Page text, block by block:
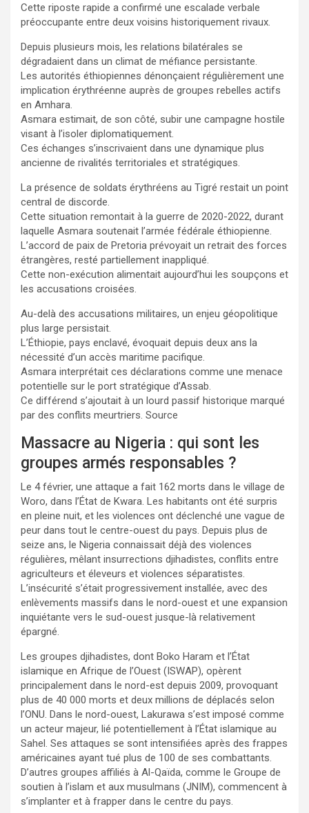
Cette riposte rapide a confirmé une escalade verbale
préoccupante entre deux voisins historiquement rivaux.
Depuis plusieurs mois, les relations bilatérales se
dégradaient dans un climat de méfiance persistante.
Les autorités éthiopiennes dénonçaient régulièrement une
implication érythréenne auprès de groupes rebelles actifs
en Amhara.
Asmara estimait, de son côté, subir une campagne hostile
visant à l’isoler diplomatiquement.
Ces échanges s’inscrivaient dans une dynamique plus
ancienne de rivalités territoriales et stratégiques.
La présence de soldats érythréens au Tigré restait un point
central de discorde.
Cette situation remontait à la guerre de 2020-2022, durant
laquelle Asmara soutenait l’armée fédérale éthiopienne.
L’accord de paix de Pretoria prévoyait un retrait des forces
étrangères, resté partiellement inappliqué.
Cette non-exécution alimentait aujourd’hui les soupçons et
les accusations croisées.
Au-delà des accusations militaires, un enjeu géopolitique
plus large persistait.
L’Éthiopie, pays enclavé, évoquait depuis deux ans la
nécessité d’un accès maritime pacifique.
Asmara interprétait ces déclarations comme une menace
potentielle sur le port stratégique d’Assab.
Ce différend s’ajoutait à un lourd passif historique marqué
par des conflits meurtriers. Source
Massacre au Nigeria : qui sont les
groupes armés responsables ?
Le 4 février, une attaque a fait 162 morts dans le village de
Woro, dans l’État de Kwara. Les habitants ont été surpris
en pleine nuit, et les violences ont déclenché une vague de
peur dans tout le centre-ouest du pays. Depuis plus de
seize ans, le Nigeria connaissait déjà des violences
régulières, mêlant insurrections djihadistes, conflits entre
agriculteurs et éleveurs et violences séparatistes.
L’insécurité s’était progressivement installée, avec des
enlèvements massifs dans le nord-ouest et une expansion
inquiétante vers le sud-ouest jusque-là relativement
épargné.
Les groupes djihadistes, dont Boko Haram et l’État
islamique en Afrique de l’Ouest (ISWAP), opèrent
principalement dans le nord-est depuis 2009, provoquant
plus de 40 000 morts et deux millions de déplacés selon
l’ONU. Dans le nord-ouest, Lakurawa s’est imposé comme
un acteur majeur, lié potentiellement à l’État islamique au
Sahel. Ses attaques se sont intensifiées après des frappes
américaines ayant tué plus de 100 de ses combattants.
D’autres groupes affiliés à Al-Qaïda, comme le Groupe de
soutien à l’islam et aux musulmans (JNIM), commencent à
s’implanter et à frapper dans le centre du pays.